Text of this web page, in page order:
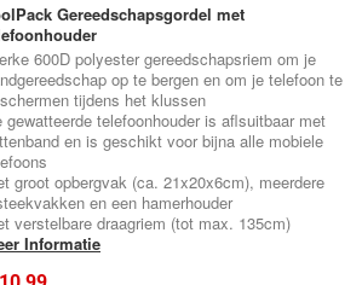
Gereedschapsgordel met
600D polyester gereedschapsriem om je
op te bergen en om je telefoon te
tijdens het klussen
gewatteerde telefoonhouder is aflsuitbaar met
en is geschikt voor bijna alle mobiele
groot opbergvak (ca. 21x20x6cm), meerdere
en een hamerhouder
verstelbare draagriem (tot max. 135cm)
Informatie